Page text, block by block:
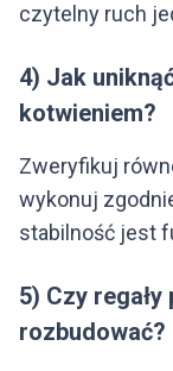
czytelny ruch
4) Jak
kotwieniem?
Zweryfikuj
wykonuj
stabilność jest
5) Czy
rozbudować?